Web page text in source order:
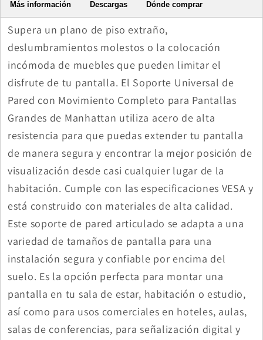
Más información Descargas Dónde comprar
Supera un plano de piso extraño,
deslumbramientos molestos o la colocación
incómoda de muebles que pueden limitar el
disfrute de tu pantalla. El Soporte Universal de
Pared con Movimiento Completo para Pantallas
Grandes de Manhattan utiliza acero de alta
resistencia para que puedas extender tu pantalla
de manera segura y encontrar la mejor posición de
visualización desde casi cualquier lugar de la
habitación. Cumple con las especificaciones VESA y
está construido con materiales de alta calidad.
Este soporte de pared articulado se adapta a una
variedad de tamaños de pantalla para una
instalación segura y confiable por encima del
suelo. Es la opción perfecta para montar una
pantalla en tu sala de estar, habitación o estudio,
así como para usos comerciales en hoteles, aulas,
salas de conferencias, para señalización digital y